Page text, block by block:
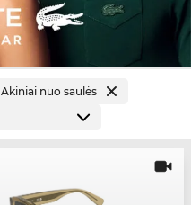
Akiniai nuo saulės